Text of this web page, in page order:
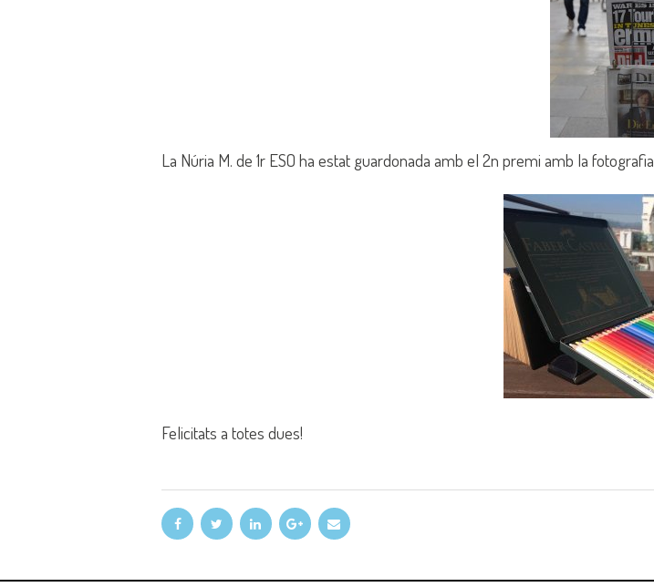
La Núria M. de 1r ESO ha estat guardonada amb el 2n premi amb la fotografia
Felicitats a totes dues!